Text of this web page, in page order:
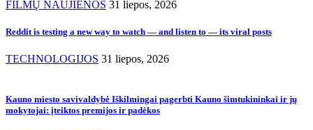
FILMŲ NAUJIENOS 31 liepos, 2026
Reddit is testing a new way to watch — and listen to — its viral posts
TECHNOLOGIJOS 31 liepos, 2026
Kauno miesto savivaldybė Iškilmingai pagerbti Kauno šimtukininkai ir jų
mokytojai: įteiktos premijos ir padėkos